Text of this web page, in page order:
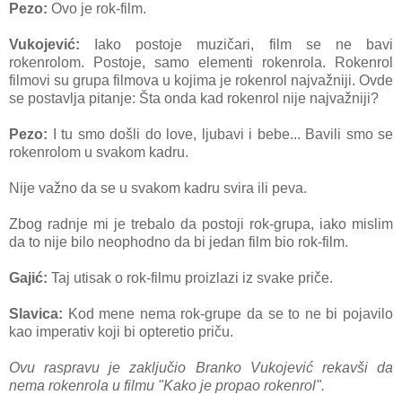
Pezo: Ovo je rok-film.
Vukojević: Iako postoje muzičari, film se ne bavi
rokenrolom. Postoje, samo elementi rokenrola. Rokenrol
filmovi su grupa filmova u kojima je rokenrol najvažniji. Ovde
se postavlja pitanje: Šta onda kad rokenrol nije najvažniji?
Pezo: I tu smo došli do love, ljubavi i bebe... Bavili smo se
rokenrolom u svakom kadru.
Nije važno da se u svakom kadru svira ili peva.
Zbog radnje mi je trebalo da postoji rok-grupa, iako mislim
da to nije bilo neophodno da bi jedan film bio rok-film.
Gajić: Taj utisak o rok-filmu proizlazi iz svake priče.
Slavica: Kod mene nema rok-grupe da se to ne bi pojavilo
kao imperativ koji bi opteretio priču.
Ovu raspravu je zaključio Branko Vukojević rekavši da
nema rokenrola u filmu "Kako je propao rokenrol".